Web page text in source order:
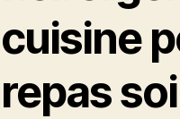
cuisine
repas